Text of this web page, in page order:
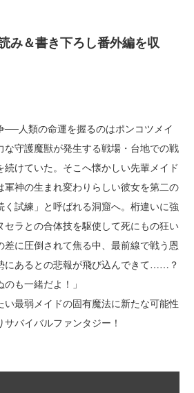
み＆書き下ろし番外編を収
──人類の命運を握るのはポンコツメイ
な守護魔獣が発生する戦場・台地での戦
けていた。そこへ懐かしい先輩メイド
軍神の生まれ変わりらしい彼女を第二の
く試練」と呼ばれる洞窟へ。桁違いに強
セラとの合体技を駆使して死にもの狂い
差に圧倒されて焦る中、最前線で戦う恩
にあるとの悲報が飛び込んできて……？
のも一緒だよ！」
最弱メイドの固有魔法に新たな可能性
バイバルファンタジー！